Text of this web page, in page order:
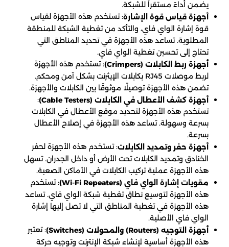
يضمن أداءً مستقراً للشبكة.
أجهزة قياس قوة الإشارة: تستخدم هذه الأجهزة لقياس
قوة إشارة الواي فاي، والتأكد من تغطية الشبكة للمنطقة
المطلوبة. تساعد هذه الأجهزة في تحديد المناطق التي
تحتاج إلى تحسين تغطية الواي فاي.
أجهزة ربط الكابلات (Crimpers)
: تستخدم هذه الأجهزة
لربط موصلات RJ45 بكابلات الإيثرنت بشكل آمن ومحكم.
تضمن هذه الأجهزة توصيلًا موثوقًا بين الكابلات والأجهزة.
أجهزة كشف الأعطال في الكابلات (Cable Testers)
:
تستخدم هذه الأجهزة لتحديد موقع الأعطال في الكابلات
بسرعة وسهولة. تساعد هذه الأجهزة في إصلاح الأعطال
بسرعة.
أجهزة حفر وتمديد الكابلات: تستخدم هذه الأجهزة لحفر
الخنادق وتمديد الكابلات تحت الأرض أو داخل الجدران. تسهل
هذه الأجهزة عملية تركيب الكابلات في الأماكن الصعبة.
مقويات إشارة الواي فاي (Wi-Fi Repeaters)
: تستخدم
هذه الأجهزة لتوسيع نطاق تغطية شبكة الواي فاي. تساعد
هذه الأجهزة في تغطية المناطق التي لا تصل إليها إشارة
الواي فاي الأصلية.
أجهزة التوجيه (Routers) والمحولات (Switches)
: تعتبر
هذه الأجهزة أساسية لإنشاء شبكة الإنترنت وتوجيه حركة